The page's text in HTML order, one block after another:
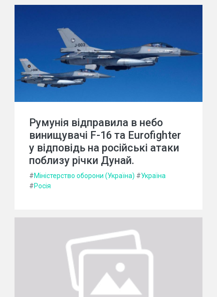
Румунія відправила в небо
винищувачі F-16 та Eurofighter
у відповідь на російські атаки
поблизу річки Дунай.
#Міністерство оборони (Україна) #Україна
#Росія